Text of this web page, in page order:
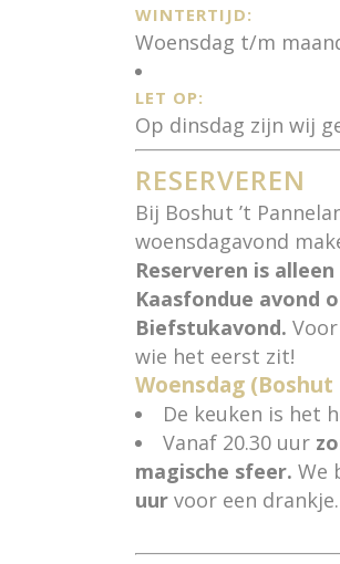
WINTERTIJD:
Woensdag t/m
LET OP:
Op dinsdag zijn wij
RESERVEREN
Bij Boshut ’t
woensdagavond
Reserveren is
Kaasfondue avond
Biefstukavond.
wie het eerst zit!
Woensdag
De keuken is het
Vanaf 20.30 uur
magische sfeer. We
uur voor een drankje.